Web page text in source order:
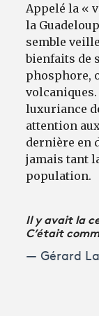
Appelé la «
la
semble
bienfaits de
phosphore,
luxuriance
attention
dernière en
jamais tant
population.
Il y avait la
C’était
Gérard